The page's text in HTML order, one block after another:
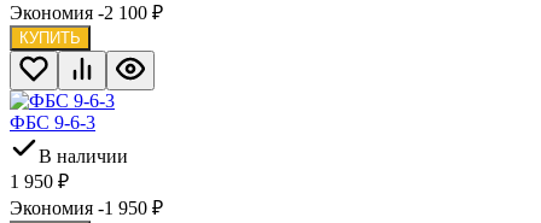
Экономия -2 100 ₽
КУПИТЬ
ФБС 9-6-3
В наличии
1 950 ₽
Экономия -1 950 ₽